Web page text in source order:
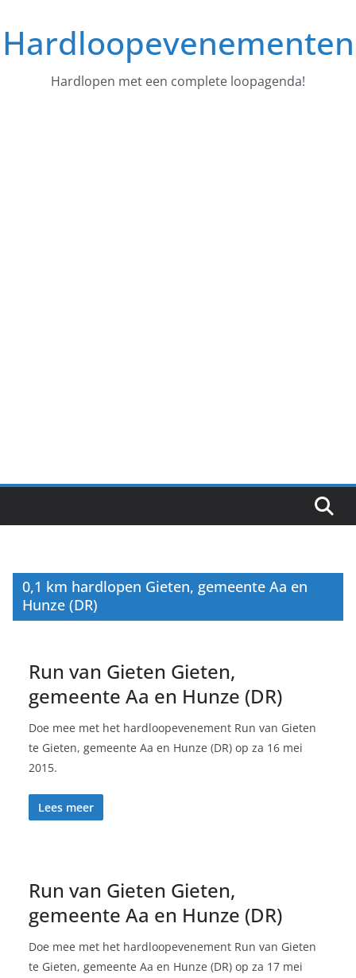
naar
deHardloopevenementen
Hardlopen met een complete loopagenda!
0,1 km hardlopen Gieten, gemeente Aa en
Hunze (DR)
Run van Gieten Gieten,
gemeente Aa en Hunze (DR)
Doe mee met het hardloopevenement Run van Gieten
te Gieten, gemeente Aa en Hunze (DR) op za 16 mei
2015.
Lees meer
Run van Gieten Gieten,
gemeente Aa en Hunze (DR)
Doe mee met het hardloopevenement Run van Gieten
te Gieten, gemeente Aa en Hunze (DR) op za 17 mei